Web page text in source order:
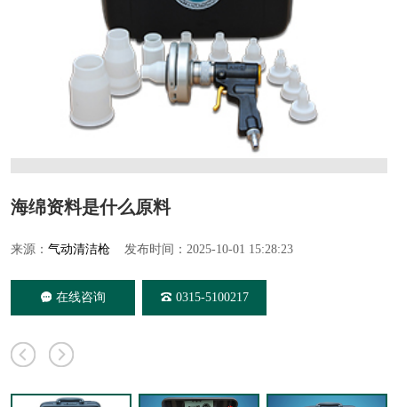
海绵资料是什么原料
来源： 气动清洁枪 发布时间：2025-10-01 15:28:23
在线咨询 0315-5100217